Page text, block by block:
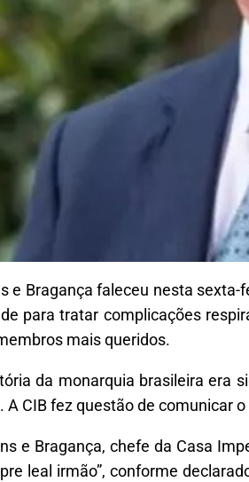
e Bragança faleceu nesta
para tratar complicações
mais queridos.
da monarquia brasileira era
CIB fez questão de comunicar
e Bragança, chefe da Casa
leal irmão”, conforme